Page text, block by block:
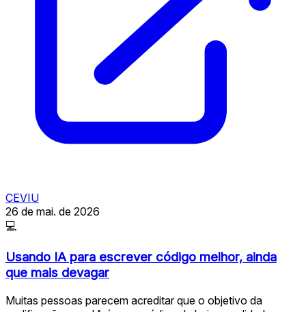
CEVIU
26 de mai. de 2026
💻
Usando IA para escrever código melhor, ainda
que mais devagar
Muitas pessoas parecem acreditar que o objetivo da